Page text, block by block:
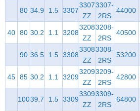
80 34.9 1.5 3307
3307
ZZ
3307-
2RS
44000
40 80 30.2 1.1 3208
3208
ZZ
3208-
2RS
40500
90 36.5 1.5 3308
3308
ZZ
3308-
2RS
53200
45 85 30.2 1.1 3209
3209
ZZ
3209-
2RS
42800
10039.7 1.5 3309
3309
ZZ
3309-
2RS
64800